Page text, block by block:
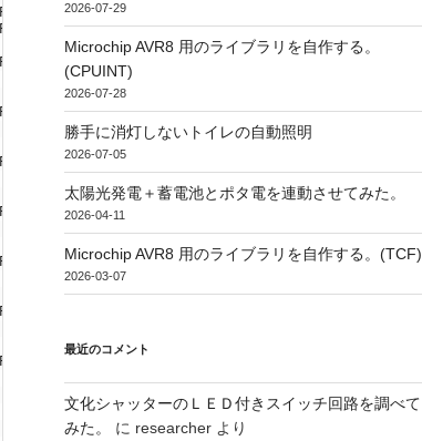
PORTMUX_SPI0_gm
PORTMUX_TCA00_bm ),
PORTMUX_TCA01_bm
PORTMUX_TCA02_bm ),
PORTMUX_TCA03_ bm
PORTMUX_TCA04_bm
PORTMUX_TCA05_bm ) ,
PORTMUX_TCB0
PORTMUX_TCB1
2026-07-29
Microchip AVR8 用のライブラリを自作する。
(CPUINT)
2026-07-28
勝手に消灯しないトイレの自動照明
2026-07-05
太陽光発電＋蓄電池とポタ電を連動させてみた。
2026-04-11
Microchip AVR8 用のライブラリを自作する。(TCF)
2026-03-07
最近のコメント
文化シャッターのＬＥＤ付きスイッチ回路を調べて
みた。
に researcherより